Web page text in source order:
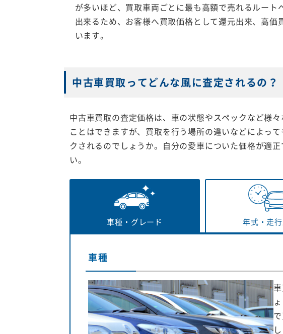
が多いほど、買取車両ごとに最も高額で売れるルート
出来るため、お客様へ買取価格として還元出来、高価
います。
中古車買取ってどんな風に査定されるの？
中古車買取の査定価格は、車の状態やスペックなど様
ことはできますが、買取を行う場所の違いなどによっ
クされるのでしょうか。自分の愛車についた価格が適
い。
車種・ グレード 年式・ 走
車種